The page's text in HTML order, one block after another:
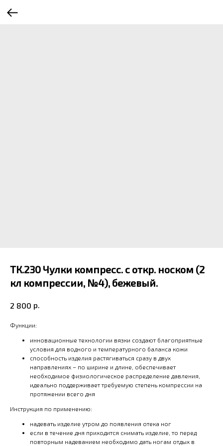
ТК.230 Чулки компресс. с откр. носком (2
кл компрессии, №4), бежевый.
2 800 р.
Функции:
инновационные технологии вязки создают благоприятные
условия для водного и температурного баланса кожи
способность изделия растягиваться сразу в двух
направлениях – по ширине и длине, обеспечивает
необходимое физиологическое распределение давления,
идеально поддерживает требуемую степень компрессии на
протяжении всего дня
Инструкция по применению:
надевать изделие утром до появления отека ног
если в течение дня приходится снимать изделие, то перед
повторным надеванием необходимо дать ногам отдых в